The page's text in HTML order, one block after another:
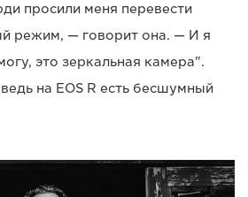
просили меня перевести
режим, — говорит она. — И я
это зеркальная камера".
на EOS R есть бесшумный